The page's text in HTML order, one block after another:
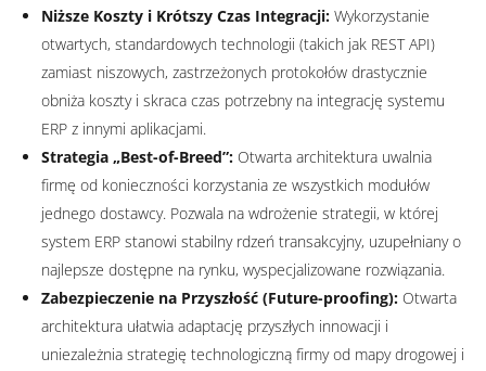
Niższe Koszty i Krótszy Czas Integracji: Wykorzystanie
otwartych, standardowych technologii (takich jak REST API)
zamiast niszowych, zastrzeżonych protokołów drastycznie
obniża koszty i skraca czas potrzebny na integrację systemu
ERP z innymi aplikacjami.
Strategia „Best-of-Breed”: Otwarta architektura uwalnia
firmę od konieczności korzystania ze wszystkich modułów
jednego dostawcy. Pozwala na wdrożenie strategii, w której
system ERP stanowi stabilny rdzeń transakcyjny, uzupełniany o
najlepsze dostępne na rynku, wyspecjalizowane rozwiązania.
Zabezpieczenie na Przyszłość (Future-proofing): Otwarta
architektura ułatwia adaptację przyszłych innowacji i
uniezależnia strategię technologiczną firmy od mapy drogowej i